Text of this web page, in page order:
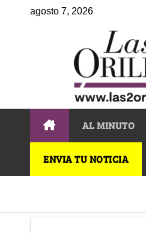
agosto 7, 2026
AL MINUTO
ENVIA TU NOTICIA